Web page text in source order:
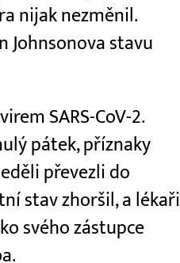
nijak nezměnil.
Johnsonova stavu
SARS-CoV-2.
pátek, příznaky
převezli do
stav zhoršil, a lékaři
svého zástupce